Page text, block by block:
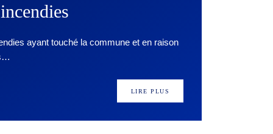
ayant touché la commune et en raison
LIRE PLUS